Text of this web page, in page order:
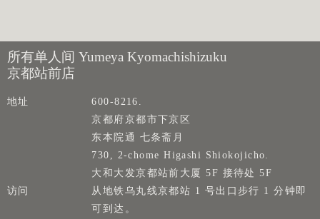
所有单人间 Yumeya Kyomachishizuku
京都站前店
地址
600-8216.
京都府京都市下京区
东本院通 七条斋月
730, 2-chome Higashi Shiokojicho.
大和大发京都站前大厦 5F 接待处 5F
访问
从地铁乌丸线京都站 1 号出口步行 1 分钟即
可到达。